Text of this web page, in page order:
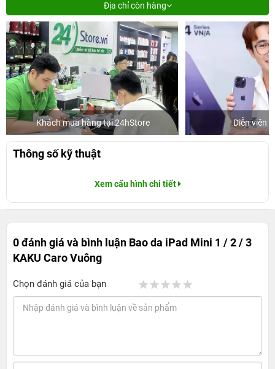
Địa chỉ còn hàng
Diễn viên Huỳnh Lập
Thông số kỹ thuật
Xem cấu hình chi tiết
0 đánh giá và bình luận Bao da iPad Mini 1 / 2 / 3
KAKU Caro Vuông
Chọn đánh giá của bạn